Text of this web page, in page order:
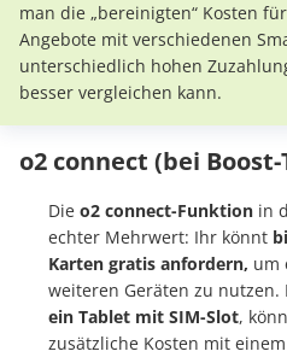
man die „bereinigten“ Kosten
Angebote mit verschiedenen
unterschiedlich hohen
besser vergleichen kann.
o2 connect (bei
Die o2 connect-Funktion in
echter Mehrwert: Ihr könnt
Karten gratis anfordern, um
weiteren Geräten zu nutzen.
ein Tablet mit SIM-Slot,
zusätzliche Kosten mit